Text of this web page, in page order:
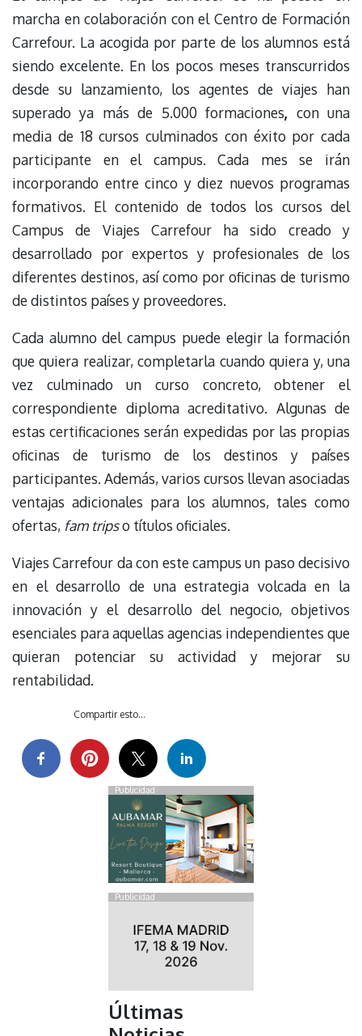
marcha en colaboración con el Centro de Formación
Carrefour. La acogida por parte de los alumnos está
siendo excelente. En los pocos meses transcurridos
desde su lanzamiento, los agentes de viajes han
superado ya más de 5.000 formaciones, con una
media de 18 cursos culminados con éxito por cada
participante en el campus. Cada mes se irán
incorporando entre cinco y diez nuevos programas
formativos. El contenido de todos los cursos del
Campus de Viajes Carrefour ha sido creado y
desarrollado por expertos y profesionales de los
diferentes destinos, así como por oficinas de turismo
de distintos países y proveedores.
Cada alumno del campus puede elegir la formación
que quiera realizar, completarla cuando quiera y, una
vez culminado un curso concreto, obtener el
correspondiente diploma acreditativo. Algunas de
estas certificaciones serán expedidas por las propias
oficinas de turismo de los destinos y países
participantes. Además, varios cursos llevan asociadas
ventajas adicionales para los alumnos, tales como
ofertas, fam tripso títulos oficiales.
Viajes Carrefour da con este campus un paso decisivo
en el desarrollo de una estrategia volcada en la
innovación y el desarrollo del negocio, objetivos
esenciales para aquellas agencias independientes que
quieran potenciar su actividad y mejorar su
rentabilidad.
Compartir esto...
Publicidad
Publicidad
Últimas